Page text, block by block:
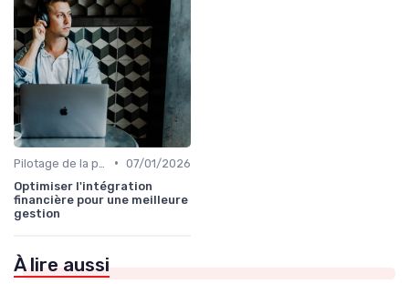
• 07/01/2026
Optimiser l'intégration
financière pour une meilleure
gestion
À lire aussi